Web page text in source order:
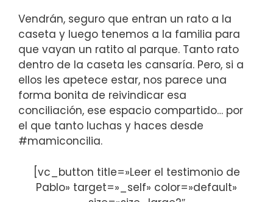
Vendrán, seguro que entran un rato a la
caseta y luego tenemos a la familia para
que vayan un ratito al parque. Tanto rato
dentro de la caseta les cansaría. Pero, si a
ellos les apetece estar, nos parece una
forma bonita de reivindicar esa
conciliación, ese espacio compartido… por
el que tanto luchas y haces desde
#mamiconcilia.
[vc_button title=»Leer el testimonio de
Pablo» target=»_self» color=»default»